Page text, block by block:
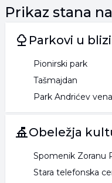
Prikaz stana
Parkovi u
Pionirski park
Tašmajdan
Park Andrićev
Obeležja
Stara telefonska